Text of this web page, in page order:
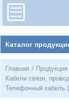
Каталог
Главная / Продукция
Кабели связи,
Телефонный